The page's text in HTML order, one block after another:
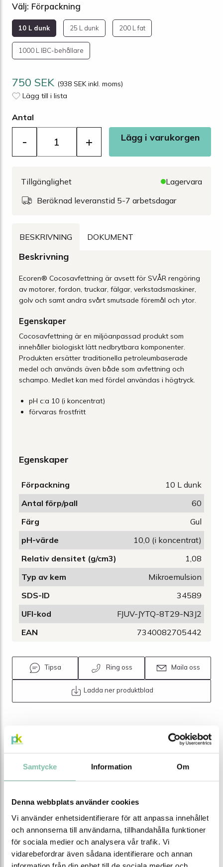
Samtycke Information Om
Denna webbplats använder cookies
Vi använder enhetsidentifierare för att anpassa innehållet
och annonserna till användarna, tillhandahålla funktioner
för sociala medier och analysera vår trafik. Vi
vidarebefordrar även sådana identifierare och annan
Välj: Förpackning
10 L dunk 25 L dunk 200 L fat
1000 L IBC-behållare
750 SEK (938 SEK inkl. moms)
Lägg till i lista
Antal
- + Lägg i varukorgen
Tillgänglighet
Lagervara
Beräknad leveranstid 5-7 arbetsdagar
BESKRIVNING DOKUMENT
Beskrivning
Ecoren® Cocosavfettning är avsett för SVÅR rengöring
av motorer, fordon, truckar, fälgar, verkstadsmaskiner,
golv och samt andra svårt smutsade föremål och ytor.
Egenskaper
Cocosavfettning är en miljöanpassad produkt som
innehåller biologiskt lätt nedbrytbara komponenter.
Produkten ersätter traditionella petroleumbaserade
medel och används även både som avfettning och
schampo. Medlet kan med fördel användas i högtryck.
pH c:a 10 (i koncentrat)
förvaras frostfritt
Egenskaper
Förpackning
10 L dunk
Antal förp/pall
60
Färg
Gul
pH-värde
10,0 (i koncentrat)
Relativ densitet (g/cm3)
1,08
Typ av kem
Mikroemulsion
SDS-ID
34589
UFI-kod
FJUV-JYTQ-8T29-N3J2
EAN
7340082705442
Tipsa Ring oss Maila oss
Ladda ner produktblad
Relaterade produkter